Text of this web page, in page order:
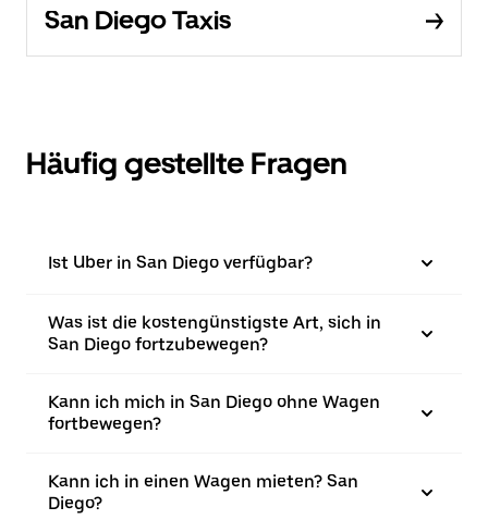
San Diego Taxis
Häufig gestellte Fragen
Ist Uber in San Diego verfügbar?
Was ist die kostengünstigste Art, sich in
San Diego fortzubewegen?
Kann ich mich in San Diego ohne Wagen
fortbewegen?
Kann ich in einen Wagen mieten? San
Diego?